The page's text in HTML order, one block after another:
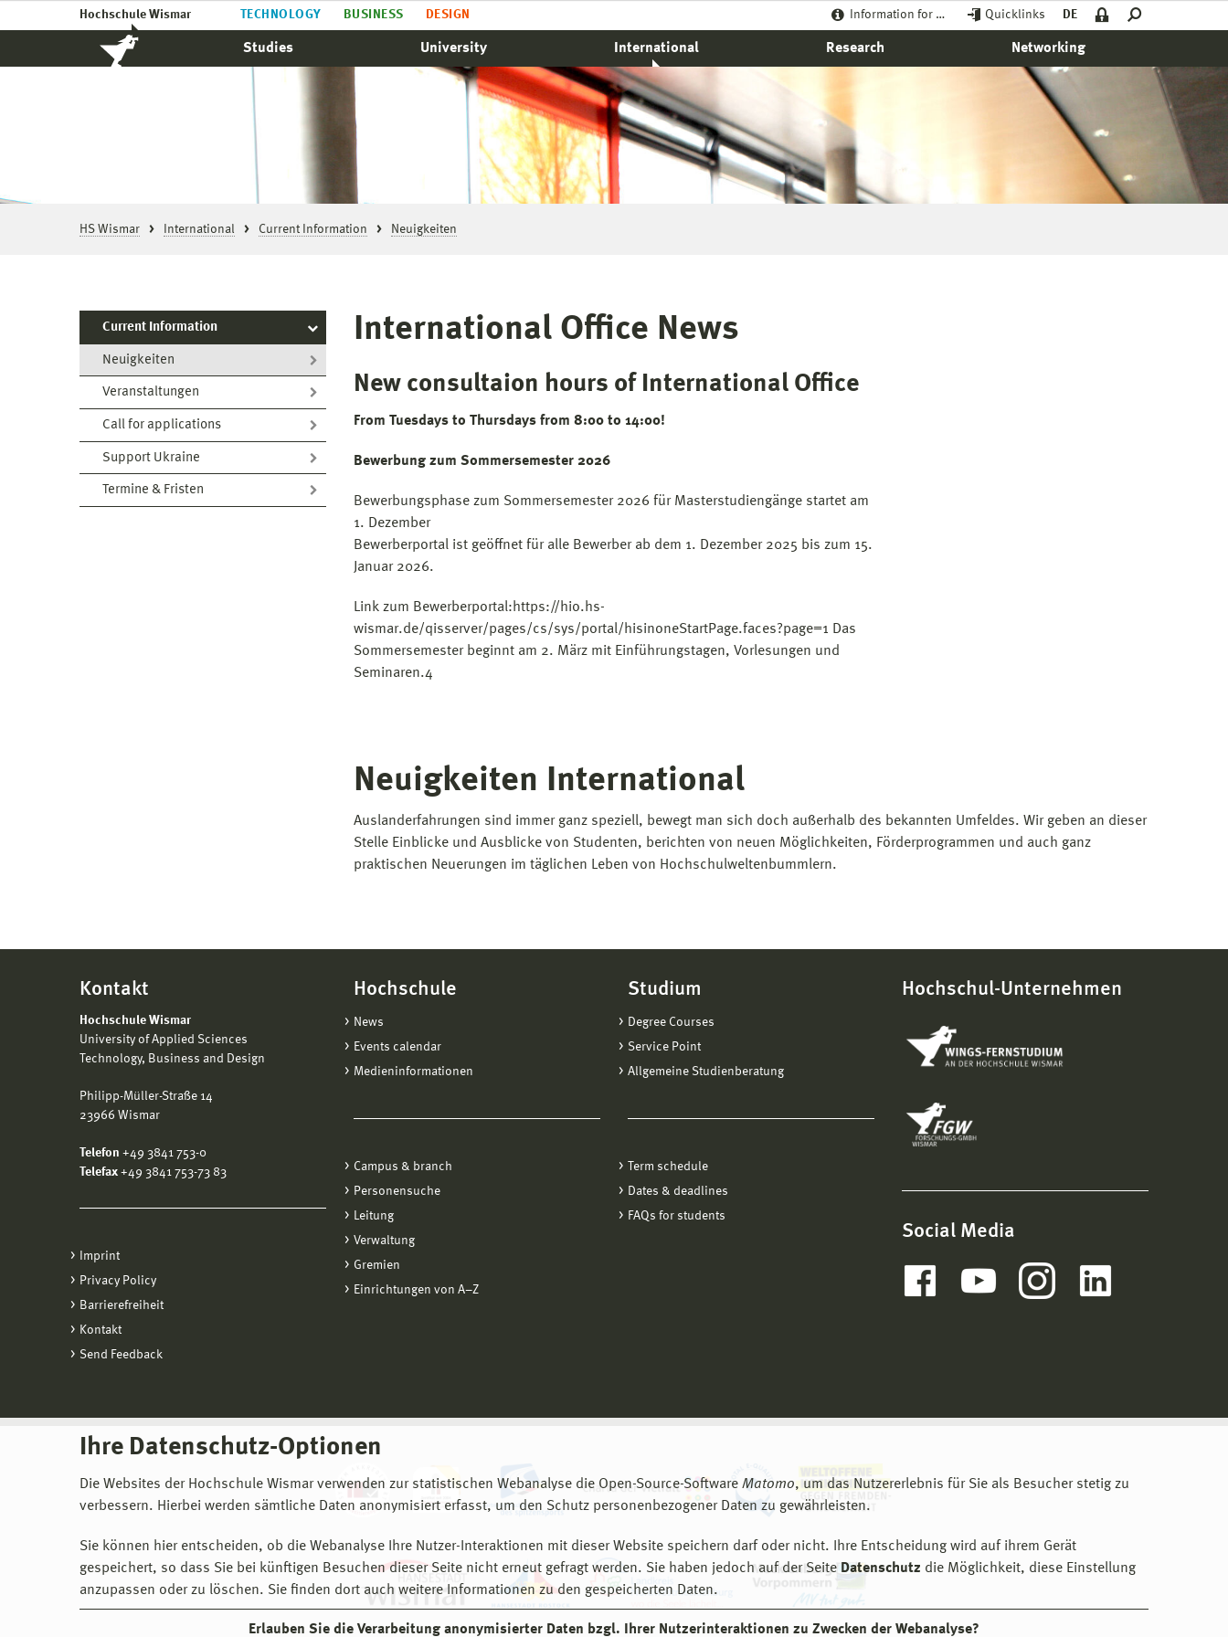
Hochschule Wismar TECHNOLOGY BUSINESS DESIGN Information for … Quicklinks DE
Studies University International Research Networking
HS Wismar International Current Information Neuigkeiten
Current Information
Neuigkeiten
Veranstaltungen
Call for applications
Support Ukraine
Termine & Fristen
Ihre Datenschutz-Optionen
Die Websites der Hochschule Wismar verwenden zur statistischen Webanalyse die Open-Source-Software Matomo, um das Nutzererlebnis für Sie als Besucher stetig zu
verbessern. Hierbei werden sämtliche Daten anonymisiert erfasst, um den Schutz personenbezogener Daten zu gewährleisten.
Sie können hier entscheiden, ob die Webanalyse Ihre Nutzer-Interaktionen mit dieser Website speichern darf oder nicht. Ihre Entscheidung wird auf ihrem Gerät
gespeichert, so dass Sie bei künftigen Besuchen dieser Seite nicht erneut gefragt werden. Sie haben jedoch auf der Seite Datenschutz die Möglichkeit, diese Einstellung
anzupassen oder zu löschen. Sie finden dort auch weitere Informationen zu den gespeicherten Daten.
Erlauben Sie die Verarbeitung anonymisierter Daten bzgl. Ihrer Nutzerinteraktionen zu Zwecken der Webanalyse?
International Office News
New consultaion hours of International Office
From Tuesdays to Thursdays from 8:00 to 14:00!
Bewerbung zum Sommersemester 2026
Bewerbungsphase zum Sommersemester 2026 für Masterstudiengänge startet am
1. Dezember
Bewerberportal ist geöffnet für alle Bewerber ab dem 1. Dezember 2025 bis zum 15.
Januar 2026.
Link zum Bewerberportal:https://hio.hs-
wismar.de/qisserver/pages/cs/sys/portal/hisinoneStartPage.faces?page=1 Das
Sommersemester beginnt am 2. März mit Einführungstagen, Vorlesungen und
Seminaren.4
Neuigkeiten International
Auslanderfahrungen sind immer ganz speziell, bewegt man sich doch außerhalb des bekannten Umfeldes. Wir geben an dieser
Stelle Einblicke und Ausblicke von Studenten, berichten von neuen Möglichkeiten, Förderprogrammen und auch ganz
praktischen Neuerungen im täglichen Leben von Hochschulweltenbummlern.
Kontakt
Hochschule Wismar
University of Applied Sciences
Technology, Business and Design
Philipp-Müller-Straße 14
23966 Wismar
Telefon +49 3841 753-0
Telefax +49 3841 753-73 83
Imprint
Privacy Policy
Barrierefreiheit
Kontakt
Send Feedback
Hochschule
News
Events calendar
Medieninformationen
Campus & branch
Personensuche
Leitung
Verwaltung
Gremien
Einrichtungen von A−Z
Studium
Degree Courses
Service Point
Allgemeine Studienberatung
Term schedule
Dates & deadlines
FAQs for students
Hochschul-Unternehmen
Social Media